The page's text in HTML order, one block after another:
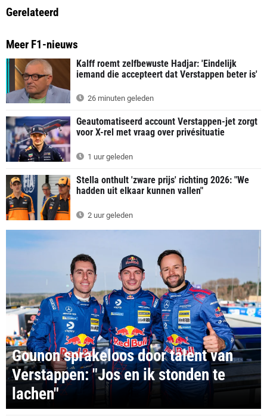
Gerelateerd
Meer F1-nieuws
Kalff roemt zelfbewuste Hadjar: 'Eindelijk
iemand die accepteert dat Verstappen beter is'
26 minuten geleden
Geautomatiseerd account Verstappen-jet zorgt
voor X-rel met vraag over privésituatie
1 uur geleden
Stella onthult 'zware prijs' richting 2026: "We
hadden uit elkaar kunnen vallen"
2 uur geleden
Gounon sprakeloos door talent van
Verstappen: "Jos en ik stonden te
lachen"